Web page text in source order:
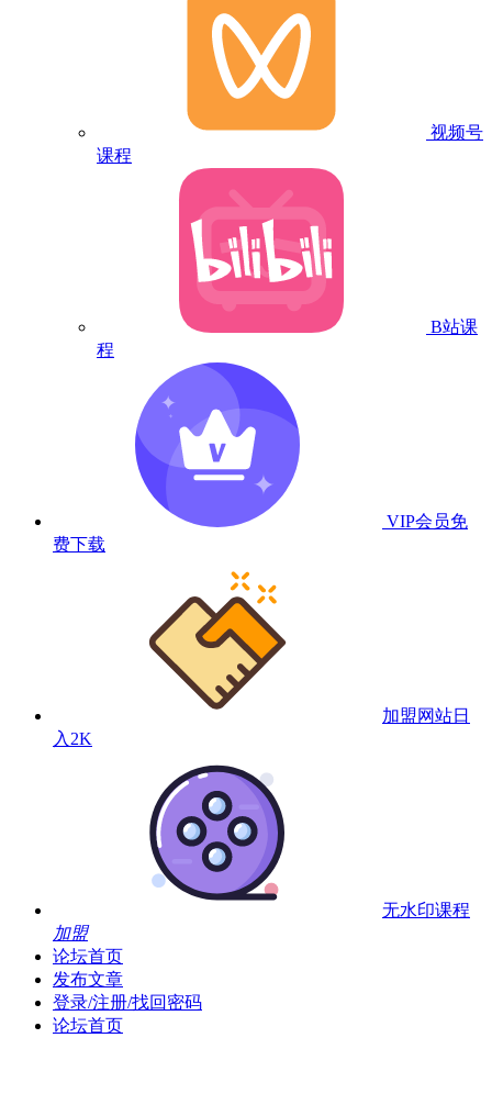
视频号
课程
B站课
程
VIP会员免
费下载
加盟网站日
入2K
无水印课程
加盟
论坛首页
发布文章
登录/注册/找回密码
论坛首页